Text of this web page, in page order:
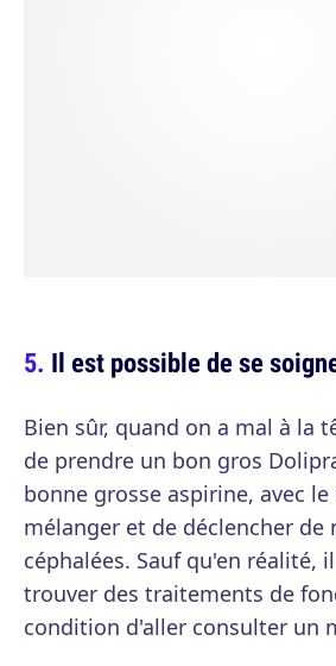
Il est possible de se
Bien sûr, quand on a mal à la
de prendre un bon gros
bonne grosse aspirine, avec le
mélanger et de déclencher de
céphalées. Sauf qu'en réalité,
trouver des traitements de
condition d'aller consulter un